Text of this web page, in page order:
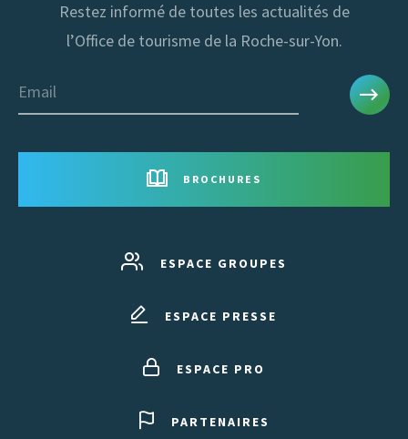
Restez informé de toutes les actualités de
l’Office de tourisme de la Roche-sur-Yon.
Email
BROCHURES
ESPACE GROUPES
ESPACE PRESSE
ESPACE PRO
PARTENAIRES